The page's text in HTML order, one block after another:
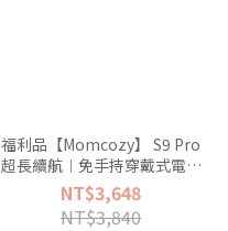
福利品【Momcozy】 S9 Pro
超長續航︱免手持穿戴式電動
吸乳器 (贈3尺寸襯墊)
NT$3,648
NT$3,840